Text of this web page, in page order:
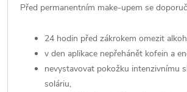
Před permanentním make-upem se
24 hodin před zákrokem omezit
v den aplikace nepřehánět kofein a
nevystavovat pokožku intenzivnímu
soláriu,